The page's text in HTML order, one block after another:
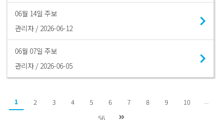
06월 14일 주보
관리자 / 2026-06-12
06월 07일 주보
관리자 / 2026-06-05
1 2 3 4 5 6 7 8 9 10
...
56